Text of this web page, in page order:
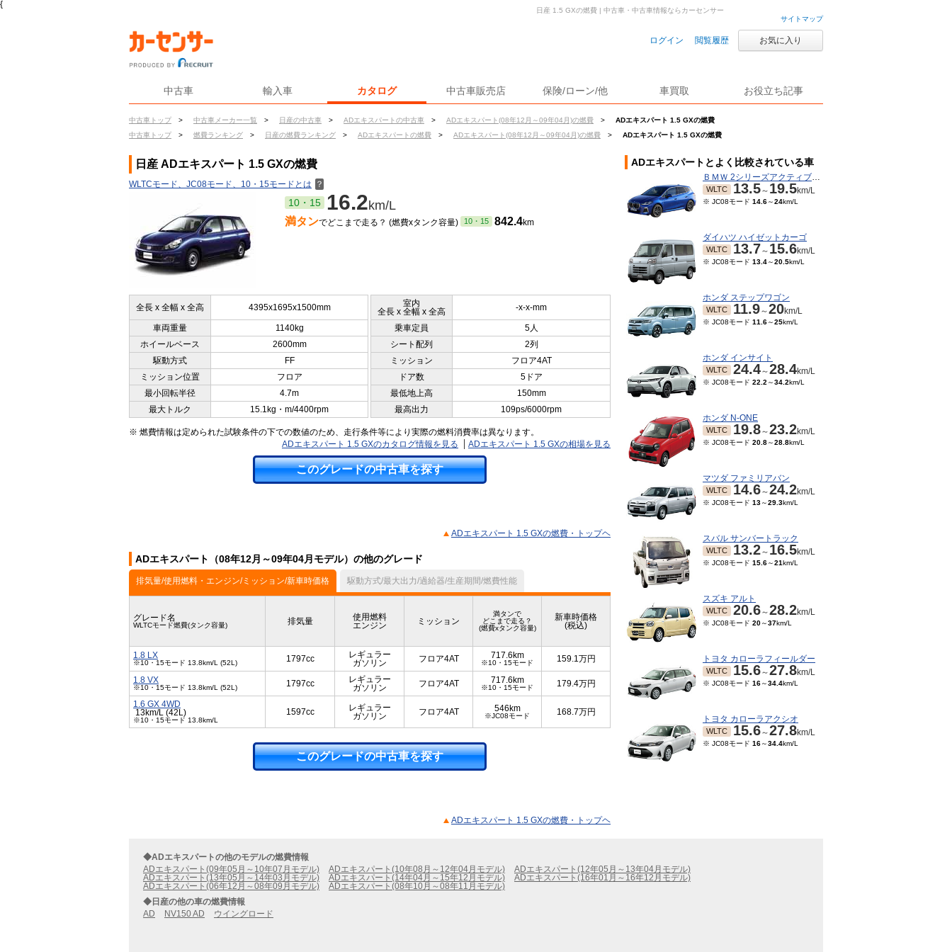
{
サイトマップ
ログイン 閲覧履歴 お気に入り
中古車 輸入車 カタログ 中古車販売店 保険/ローン/他 車買取 お役立ち記事
中古車トップ > 中古車メーカー一覧 > 日産の中古車 > ADエキスパートの中古車 > ADエキスパート(08年12月～09年04月)の燃費 >
ADエキスパート 1.5 GXの燃費
中古車トップ
> 燃費ランキング > 日産の燃費ランキング > ADエキスパートの燃費 > ADエキスパート(08年12月～09年04月)の燃費 > ADエキスパート 1.5 GXの燃費
日産 1.5 GXの燃費 | 中古車・中古車情報ならカーセンサー
日産 ADエキスパート 1.5 GXの燃費
WLTCモード、JC08モード、10・15モードとは ？
10・15 16.2km/L
満タンでどこまで走る？ (燃費xタンク容量) 10・15 842.4km
全長 x 全幅 x 全高 4395x1695x1500mm
室内
全長 x 全幅 x 全高
-x-x-mm
車両重量 1140kg 乗車定員
5人
ホイールベース
2600mm シート配列
2列
駆動方式
FF ミッション
フロア4AT
ミッション位置
フロア ドア数
5ドア
最小回転半径
4.7m 最低地上高
150mm
最大トルク
15.1kg・m/4400rpm 最高出力 109ps/6000rpm
※ 燃費情報は定められた試験条件の下での数値のため、走行条件等により実際の燃料消費率は異なります。
ADエキスパート 1.5 GXのカタログ情報を見る
ADエキスパート 1.5 GXの相場を見る
このグレードの中古車を探す
ADエキスパート 1.5 GXの燃費・トップヘ
ADエキスパート（08年12月～09年04月モデル）の他のグレード
排気量/使用燃料・エンジン/ミッション/新車時価格 駆動方式/最大出力/過給器/生産期間/燃費性能
グレード名
WLTCモード燃費(タンク容量) 排気量
使用燃料
エンジン
ミッション
満タンで
どこまで走る？
(燃費xタンク容量)
新車時価格
(税込)
1.8 LX
※10・15モード 13.8km/L (52L) 1797cc
レギュラー
ガソリン
フロア4AT 717.6km
※10・15モード 159.1万円
1.8 VX
※10・15モード 13.8km/L (52L) 1797cc
レギュラー
ガソリン
フロア4AT 717.6km
※10・15モード 179.4万円
1.6 GX 4WD
13km/L (42L)
※10・15モード 13.8km/L
1597cc
レギュラー
ガソリン
フロア4AT 546km
※JC08モード 168.7万円
このグレードの中古車を探す
ADエキスパート 1.5 GXの燃費・トップヘ
ADエキスパートとよく比較されている車
ＢＭＷ 2シリーズアクティブツアラー
WLTC 13.5～ 19.5km/L
※ JC08モード 14.6～24km/L
ダイハツ ハイゼットカーゴ
WLTC 13.7～ 15.6km/L
※ JC08モード 13.4～20.5km/L
ホンダ ステップワゴン
WLTC 11.9～20km/L
※ JC08モード 11.6～25km/L
ホンダ インサイト
WLTC 24.4～28.4km/L
※ JC08モード 22.2 ～34.2km/L
ホンダ N-ONE
WLTC 19.8～23.2km/L
※ JC08モード 20.8～28.8km/L
マツダ ファミリアバン
WLTC 14.6～24.2km/L
※ JC08モード 13～29.3km/L
スバル サンバートラック
WLTC 13.2～ 16.5km/L
※ JC08モード 15.6～21km/L
スズキ アルト
WLTC 20.6～28.2km/L
※ JC08モード 20～37km/L
トヨタ カローラフィールダー
WLTC 15.6～27.8km/L
※ JC08モード 16～34.4km/L
トヨタ カローラアクシオ
WLTC 15.6～27.8km/L
※ JC08モード 16～34.4km/L
◆ADエキスパートの他のモデルの燃費情報
ADエキスパート(09年05月～10年07月モデル)
ADエキスパート(10年08月～12年04月モデル)
ADエキスパート(12年05月～13年04月モデル)
ADエキスパート(13年05月～14年03月モデル)
ADエキスパート(14年04月～15年12月モデル)
ADエキスパート(16年01月～16年12月モデル)
ADエキスパート(06年12月～08年09月モデル)
ADエキスパート(08年10月～08年11月モデル)
◆日産の他の車の燃費情報
AD
NV150 AD ウイングロード